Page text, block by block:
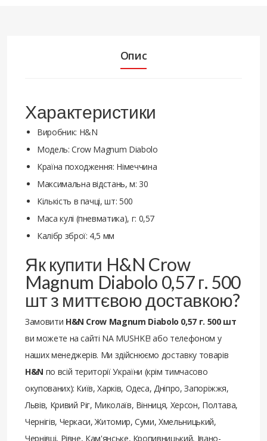
Опис
Характеристики
Виробник: H&N
Модель: Crow Magnum Diabolo
Країна походження: Німеччина
Максимальна відстань, м: 30
Кількість в пачці, шт: 500
Маса кулі (пневматика), г: 0,57
Калібр зброї: 4,5 мм
Як купити H&N Crow
Magnum Diabolo 0,57 г. 500
шт з миттєвою доставкою?
Замовити H&N Crow Magnum Diabolo 0,57 г. 500 шт
ви можете на сайті NA MUSHKE! або телефоном у
наших менеджерів. Ми здійснюємо доставку товарів
H&N по всій території України (крім тимчасово
окупованих): Київ, Харків, Одеса, Дніпро, Запоріжжя,
Львів, Кривий Ріг, Миколаїв, Вінниця, Херсон, Полтава,
Чернігів, Черкаси, Житомир, Суми, Хмельницький,
Чернівці, Рівне, Кам'янське, Кропивницький, Івано-